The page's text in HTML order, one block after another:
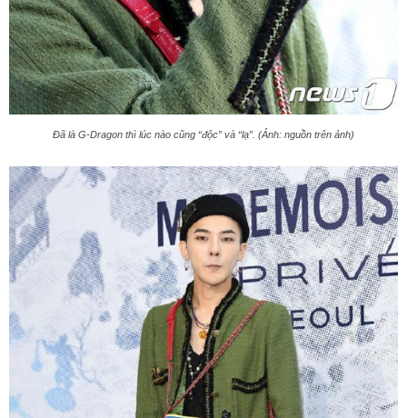
Đã là G-Dragon thì lúc nào cũng “độc” và “lạ”. (Ảnh: nguồn trên ảnh)